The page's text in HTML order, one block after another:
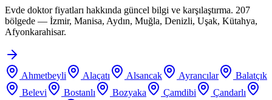
Evde doktor fiyatları hakkında güncel bilgi ve karşılaştırma. 207
bölgede — İzmir, Manisa, Aydın, Muğla, Denizli, Uşak, Kütahya,
Afyonkarahisar.
Ahmetbeyli Alaçatı Alsancak Ayrancılar
Balatçık
Belevi
Bostanlı Bozyaka Çamdibi
Çandarlı